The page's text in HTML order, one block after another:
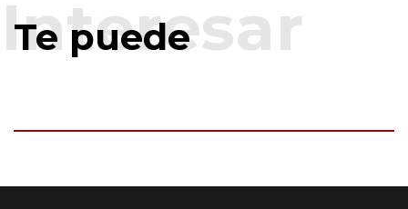
Te puede